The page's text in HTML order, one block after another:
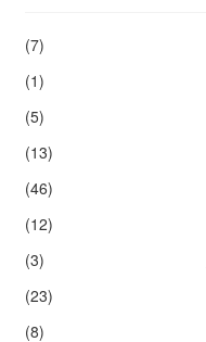
(7)
(1)
(5)
(13)
(46)
(12)
(3)
(23)
(8)